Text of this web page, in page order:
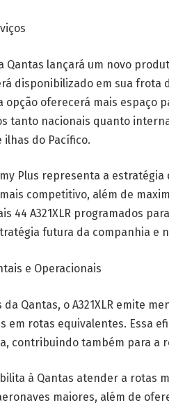
Qantas lançará um novo
disponibilizado em sua frota
opção oferecerá mais espaço
tanto nacionais quanto
ilhas do Pacífico.
Plus representa a
competitivo, além de
44 A321XLR programados
futura da companhia e
e Operacionais
Qantas, o A321XLR emite
em rotas equivalentes. Essa
contribuindo também para a
à Qantas atender a rotas
maiores, além de